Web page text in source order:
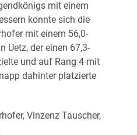
mit einem
konnte sich die
mit einem 56,0-
Uetz, der einen 67,3-
und auf Rang 4 mit
dahinter platzierte
Vinzenz Tauscher,